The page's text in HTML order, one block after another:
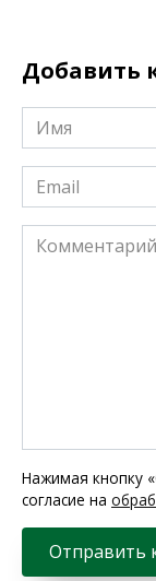
Добавить
Имя
*
Email
*
Комментарий
Нажимая кнопку
согласие на